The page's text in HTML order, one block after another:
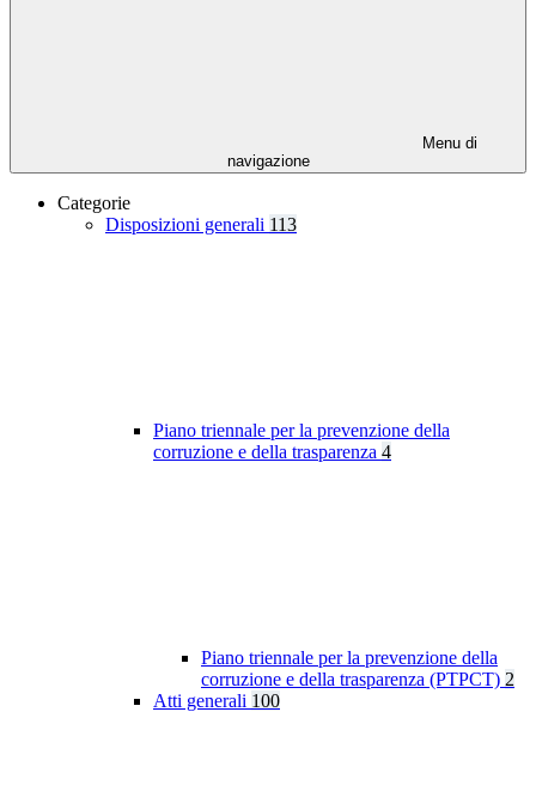
Menu di
navigazione
Categorie
Disposizioni generali 113
Piano triennale per la prevenzione della
corruzione e della trasparenza 4
Piano triennale per la prevenzione della
corruzione e della trasparenza (PTPCT) 2
Atti generali 100